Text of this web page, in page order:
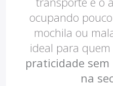
ocupando
mochila ou
ideal para
praticidade
na